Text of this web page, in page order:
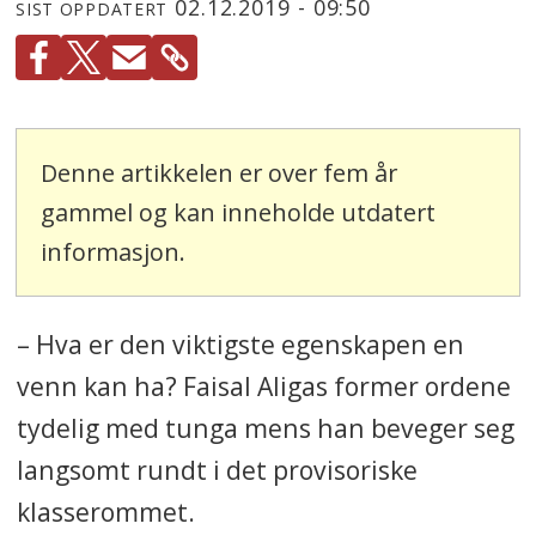
SIST OPPDATERT 02.12.2019 - 09:50
Denne artikkelen er over fem år
gammel og kan inneholde utdatert
informasjon.
– Hva er den viktigste egenskapen en
venn kan ha? Faisal Aligas former ordene
tydelig med tunga mens han beveger seg
langsomt rundt i det provisoriske
klasserommet.